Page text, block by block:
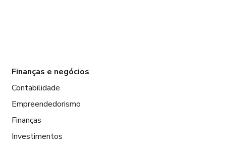
Finanças e negócios
Contabilidade
Empreendedorismo
Finanças
Investimentos